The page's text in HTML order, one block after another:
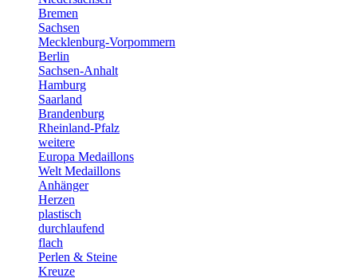
Bremen
Sachsen
Mecklenburg-Vorpommern
Berlin
Sachsen-Anhalt
Hamburg
Saarland
Brandenburg
Rheinland-Pfalz
weitere
Europa Medaillons
Welt Medaillons
Anhänger
Herzen
plastisch
durchlaufend
flach
Perlen & Steine
Kreuze